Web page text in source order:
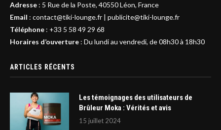
Adresse : 5 Rue de la Poste, 40550 Léon, France
Email : contact@tiki-lounge.fr | publicite@tiki-lounge.fr
Téléphone : +33 5 58 49 29 68
Horaires d’ouverture : Du lundi au vendredi, de 08h30 à 18h30
ARTICLES RÉCENTS
Les témoignages des utilisateurs de
Brûleur Moka : Vérités et avis
15 juillet 2024